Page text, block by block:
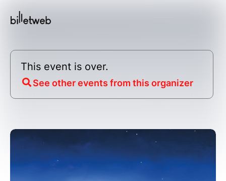
This event is over.
See other events from this organizer